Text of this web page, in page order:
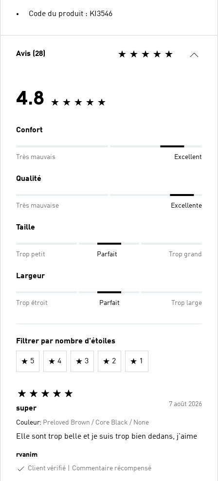
Code du produit : KI3546
Avis (28)
4.8
Confort
Très mauvais Excellent
Qualité
Très mauvaise Excellente
Taille
Trop petit Parfait Trop grand
Largeur
Trop étroit Parfait Trop large
Filtrer par nombre d'étoiles
5 4 3 2 1
7 août 2026
super
Couleur: Preloved Brown / Core Black / None
Elle sont trop belle et je suis trop bien dedans, j'aime
rvanim
Client vérifié
Commentaire récompensé